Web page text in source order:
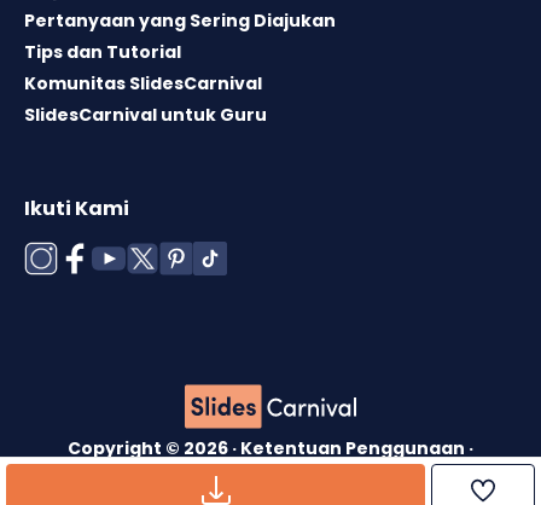
Pertanyaan yang Sering Diajukan
Tips dan Tutorial
Komunitas SlidesCarnival
SlidesCarnival untuk Guru
Ikuti Kami
Copyright © 2026 · Ketentuan Penggunaan ·
·
Kebijakan